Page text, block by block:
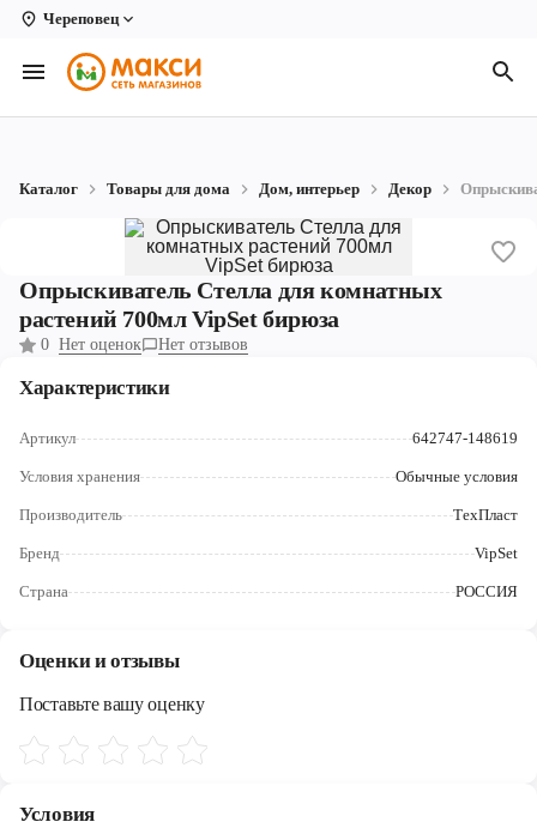
Череповец
Вологда
Архангельск
Коряжма
Котлас
Новодвинск
Рыбинск
Череповец
Ярославль
Каталог Товары для дома Дом, интерьер Декор
Опрыскиватель Стелла для комнатных
растений 700мл VipSet бирюза
0 Нет оценок Нет отзывов
Характеристики
Артикул 642747-148619
Условия хранения Обычные условия
Производитель ТехПласт
Бренд VipSet
Страна РОССИЯ
Оценки и отзывы
Поставьте вашу оценку
Условия